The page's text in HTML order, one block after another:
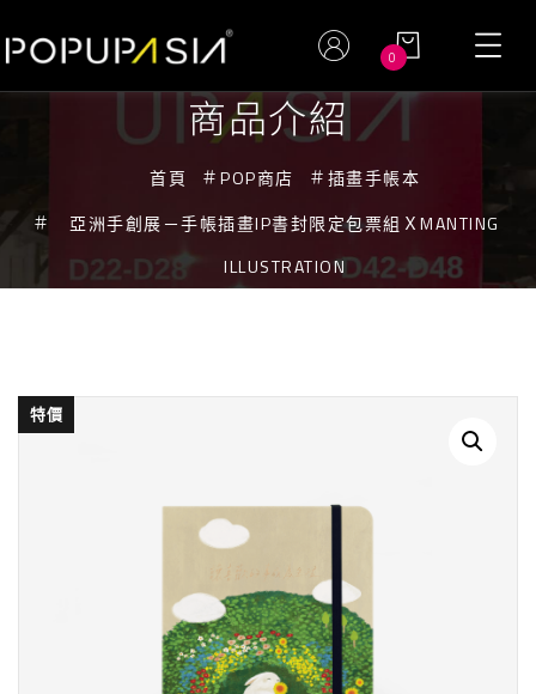
0
商品介紹
首頁 POP商店
插畫手帳本
亞洲手創展－手帳插畫IP書封限定包票組ＸMANTING
ILLUSTRATION
特價